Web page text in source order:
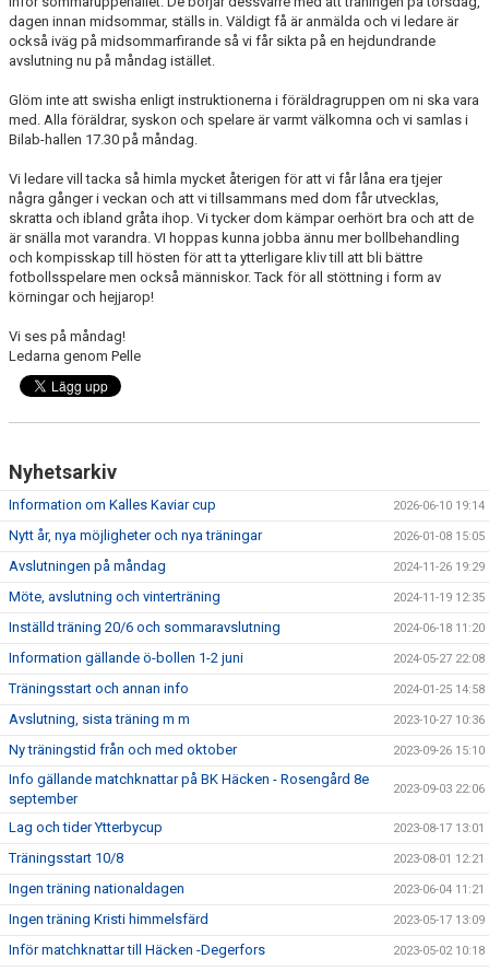
KONTAKT
dagen innan midsommar, ställs in. Väldigt få är anmälda och vi ledare är
också iväg på midsommarfirande så vi får sikta på en hejdundrande
avslutning nu på måndag istället.
Glöm inte att swisha enligt instruktionerna i föräldragruppen om ni ska vara
med. Alla föräldrar, syskon och spelare är varmt välkomna och vi samlas i
Bilab-hallen 17.30 på måndag.
Vi ledare vill tacka så himla mycket återigen för att vi får låna era tjejer
några gånger i veckan och att vi tillsammans med dom får utvecklas,
skratta och ibland gråta ihop. Vi tycker dom kämpar oerhört bra och att de
är snälla mot varandra. VI hoppas kunna jobba ännu mer bollbehandling
och kompisskap till hösten för att ta ytterligare kliv till att bli bättre
fotbollsspelare men också människor. Tack för all stöttning i form av
körningar och hejjarop!
Vi ses på måndag!
Ledarna genom Pelle
Nyhetsarkiv
Information om Kalles Kaviar cup 2026-06-10 19:14
Nytt år, nya möjligheter och nya träningar 2026-01-08 15:05
Avslutningen på måndag 2024-11-26 19:29
Möte, avslutning och vinterträning 2024-11-19 12:35
Inställd träning 20/6 och sommaravslutning 2024-06-18 11:20
Information gällande ö-bollen 1-2 juni 2024-05-27 22:08
Träningsstart och annan info 2024-01-25 14:58
Avslutning, sista träning m m 2023-10-27 10:36
Ny träningstid från och med oktober 2023-09-26 15:10
Info gällande matchknattar på BK Häcken - Rosengård 8e
september
2023-09-03 22:06
Lag och tider Ytterbycup 2023-08-17 13:01
Träningsstart 10/8 2023-08-01 12:21
Ingen träning nationaldagen 2023-06-04 11:21
Ingen träning Kristi himmelsfärd 2023-05-17 13:09
Inför matchknattar till Häcken -Degerfors 2023-05-02 10:18